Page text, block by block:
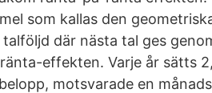
som kallas den
där nästa tal ges
effekten. Varje år sätts
motsvarade en